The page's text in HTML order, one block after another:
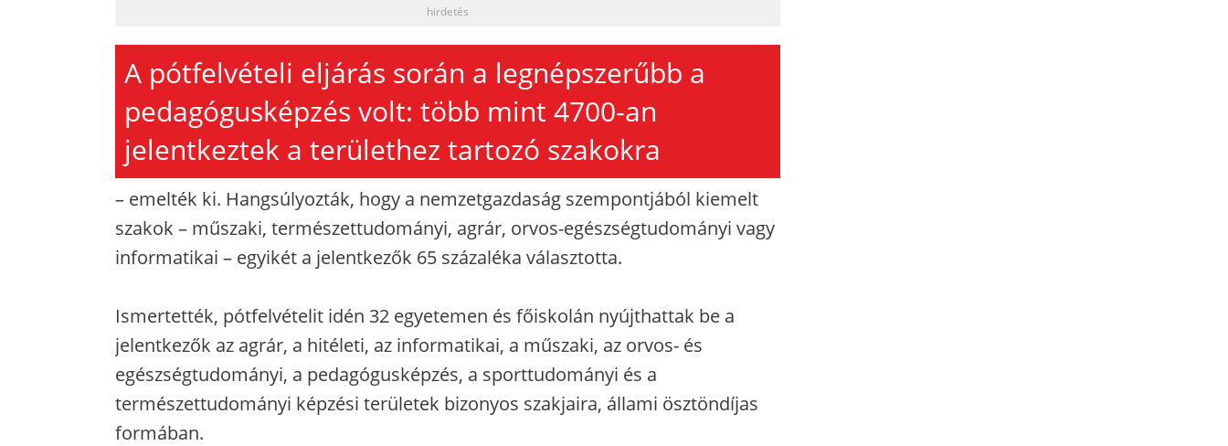
hirdetés
A pótfelvételi eljárás során a legnépszerűbb a
pedagógusképzés volt: több mint 4700-an
jelentkeztek a területhez tartozó szakokra
– emelték ki. Hangsúlyozták, hogy a nemzetgazdaság szempontjából kiemelt
szakok – műszaki, természettudományi, agrár, orvos-egészségtudományi vagy
informatikai – egyikét a jelentkezők 65 százaléka választotta.
Ismertették, pótfelvételit idén 32 egyetemen és főiskolán nyújthattak be a
jelentkezők az agrár, a hitéleti, az informatikai, a műszaki, az orvos- és
egészségtudományi, a pedagógusképzés, a sporttudományi és a
természettudományi képzési területek bizonyos szakjaira, állami ösztöndíjas
formában.